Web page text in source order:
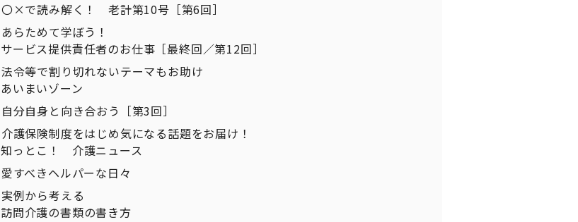
〇×で読み解く！ 老計第10号［第6回］
あらためて学ぼう！
サービス提供責任者のお仕事［最終回／第12回］
法令等で割り切れないテーマもお助け
あいまいゾーン
自分自身と向き合おう［第3回］
介護保険制度をはじめ気になる話題をお届け！
知っとこ！ 介護ニュース
愛すべきヘルパーな日々
実例から考える
訪問介護の書類の書き方